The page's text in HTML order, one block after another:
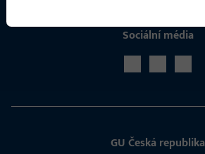
Sociální média
GU Česká republika